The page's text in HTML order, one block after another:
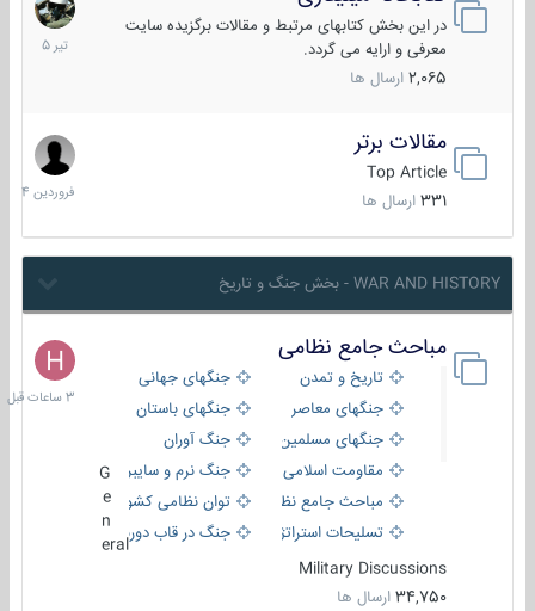
در این بخش کتابهای مرتبط و مقالات برگزیده سایت
معرفی و ارایه می گردد.
2,065 ارسال ها
تیر
1405
مقالات برتر
Top Article
331 ارسال ها
29
فروردین
1404
WAR AND HISTORY - بخش جنگ و تاریخ
مباحث جامع نظامی
تاریخ و تمدن
جنگهای جهانی
جنگهای معاصر
جنگهای باستان
جنگهای مسلمین
جنگ آوران
مقاومت اسلامی
جنگ نرم و سایبری
مباحث جامع نظامی
توان نظامی کشورها
تسلیحات استراتژیک
جنگ در قاب دوربین
eral
Military Discussions
34,750 ارسال ها
3
ساعات
قبل